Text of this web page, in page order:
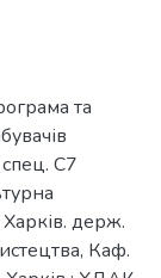
та
С7
держ.
Каф.